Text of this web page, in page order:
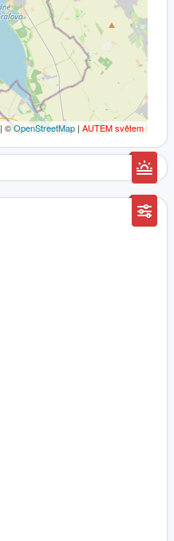
| ©OpenStreetMap | AUTEM světem